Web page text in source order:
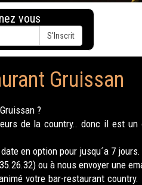
vous
S'Inscrit
Gruissan
?
de la country.. donc il est
en option pour jusqu´a 7 jours.
ou à nous envoyer une
votre bar-restaurant